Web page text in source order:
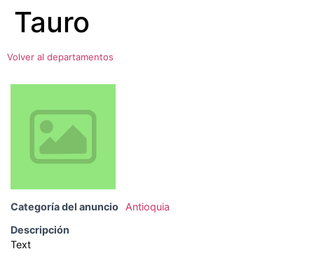
Tauro
Volver al departamentos
Categoría del anuncio
Antioquia
Descripción
Text